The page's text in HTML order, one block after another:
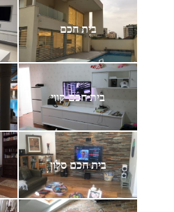
בית חכם
בית חכם קווי
בית חכם סלון